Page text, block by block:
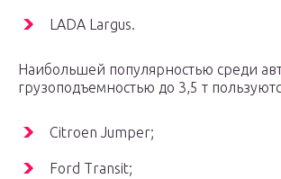
LADA Largus.
Наибольшей популярностью среди
грузоподъемностью до 3,5 т
Citroen Jumper;
Ford Transit;